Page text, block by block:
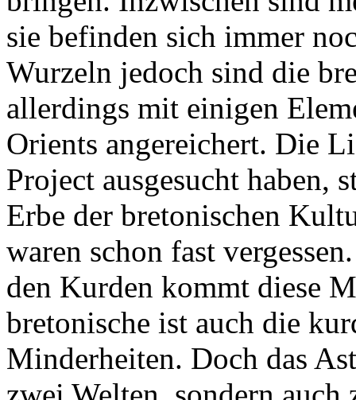
sie befinden sich immer
Wurzeln jedoch sind die
allerdings mit einigen
Orients angereichert. Die
Project ausgesucht haben,
Erbe der bretonischen
waren schon fast
den Kurden kommt diese
bretonische ist auch die
Minderheiten. Doch das